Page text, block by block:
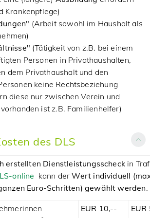
Krankenpflege)
(Arbeit sowohl im Haushalt als
(Tätigkeit von z.B. bei einem
Personen in Privathaushalten,
dem Privathaushalt und den
keine Rechtsbeziehung
diese nur zwischen Verein und
ist z.B. Familienhelfer)
des DLS
erstellten Dienstleistungsscheckin
online kann derWert individuell
Euro-Schritten) gewählt werden.
EUR 10,--